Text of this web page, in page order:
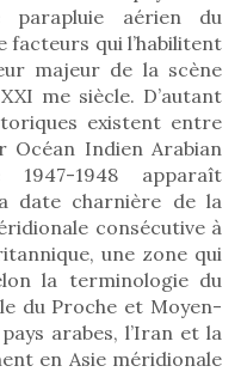
parapluie aérien du
facteurs qui l’habilitent
majeur de la scène
me siècle. D’autant
existent entre
Océan Indien Arabian
1948 apparaît
date charnière de la
consécutive à
une zone qui
la terminologie du
du Proche et Moyen-
arabes, l’Iran et la
en Asie méridionale